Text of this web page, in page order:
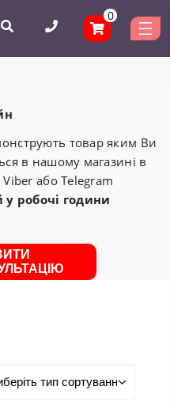
0
товар яким Ви
в нашому магазині в
або Telegram
робочі години